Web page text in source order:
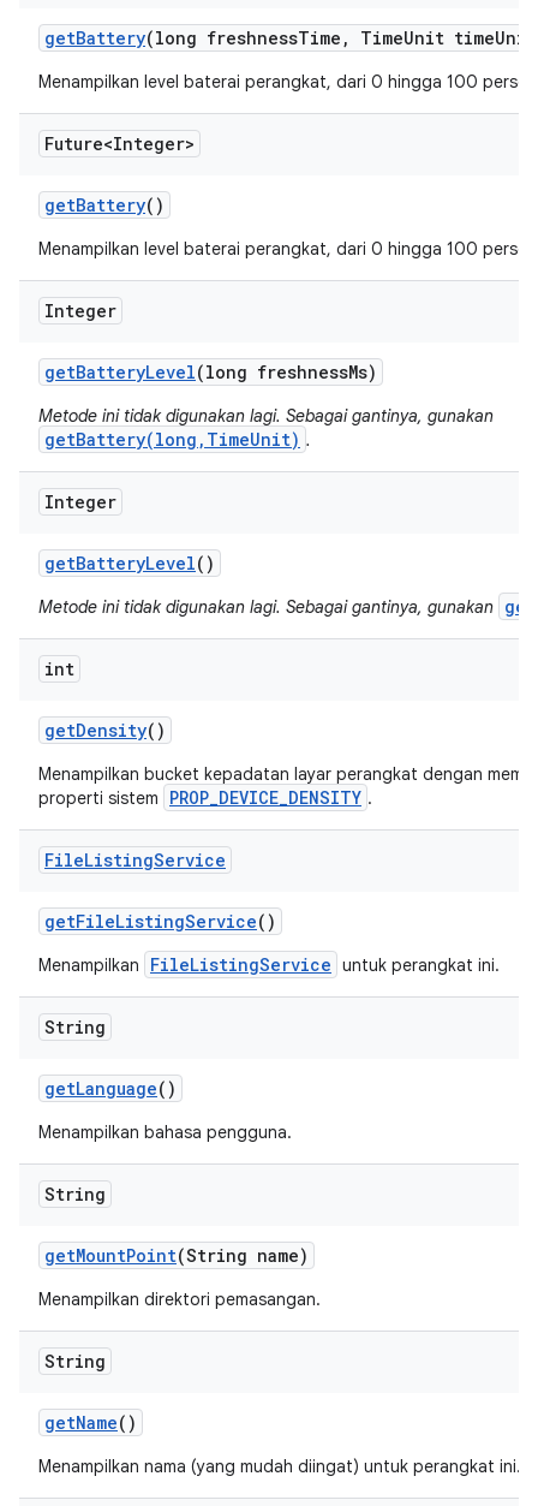
getBattery(long freshnessTime , TimeUnit time
Menampilkan level baterai perangkat, dari 0 hingga 100
Future<Integer>
getBattery()
Menampilkan level baterai perangkat, dari 0 hingga 100
Integer
getBatteryLevel(long freshnessMs)
Metode ini tidak digunakan lagi. Sebagai gantinya, gunakan
getBattery(long,TimeUnit) .
Integer
getBatteryLevel()
Metode ini tidak digunakan lagi. Sebagai gantinya, gunakan
int
getDensity()
Menampilkan bucket kepadatan layar perangkat dengan
properti sistem
PROP_DEVICE_DENSITY .
FileListingService
getFileListingService()
Menampilkan FileListingService untuk perangkat ini.
String
getLanguage()
Menampilkan bahasa pengguna.
String
getMountPoint(String name)
Menampilkan direktori pemasangan.
String
getName()
Menampilkan nama (yang mudah diingat) untuk perangkat ini.